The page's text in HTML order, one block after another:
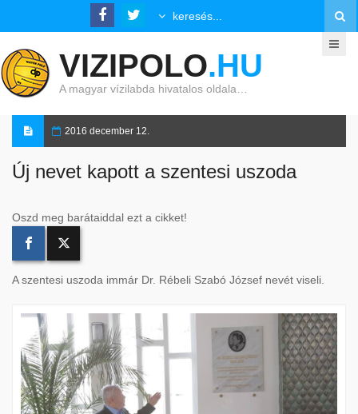
VIZIPOLO.HU
A magyar vízilabda hivatalos oldala…
2016 december 12.
Új nevet kapott a szentesi uszoda
Oszd meg barátaiddal ezt a cikket!
A szentesi uszoda immár Dr. Rébeli Szabó József nevét viseli.